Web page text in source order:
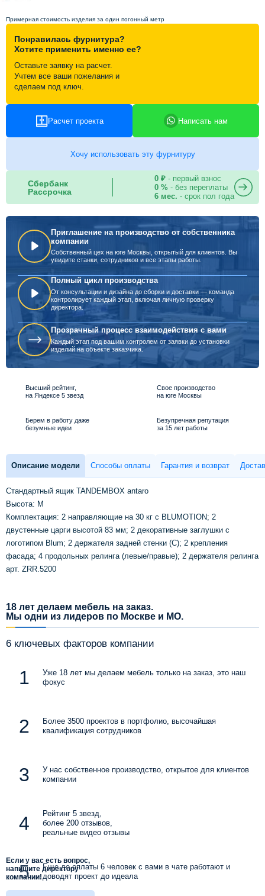
Контакты
Примерная стоимость изделия за один погонный метр
Понравилась фурнитура?
Хотите применить именно ее?
Оставьте заявку на расчет.
Учтем все ваши пожелания и
сделаем под ключ.
Расчет проекта Написать нам
Хочу использовать эту фурнитуру
Сбербанк
Рассрочка
0 ₽- первый взнос
0 %- без переплаты
6 мес. - срок пол года
Приглашение на производство от собственника
компании
Собственный цех на юге Москвы, открытый для клиентов. Вы
увидите станки, сотрудников и все этапы работы.
Полный цикл производства
От консультации и дизайна до сборки и доставки — команда
контролирует каждый этап, включая личную проверку
директора.
Прозрачный процесс взаимодействия с вами
Каждый этап под вашим контролем от заявки до установки
изделий на объекте заказчика.
Высший рейтинг,
на Яндексе 5 звезд
Свое производство
на юге Москвы
Берем в работу даже
безумные идеи
Безупречная репутация
за 15 лет работы
Описание модели Способы оплаты Гарантия и возврат
Стандартный ящик TANDEMBOX antaro
Высота: M
Комплектация: 2 направляющие на 30 кг с BLUMOTION; 2
двустенные царги высотой 83 мм; 2 декоративные заглушки с
логотипом Blum; 2 держателя задней стенки (C); 2 крепления
фасада; 4 продольных релинга (левые/правые); 2 держателя релинга
арт. ZRR.5200
18 лет делаем мебель на заказ.
Мы одни из лидеров по Москве и МО.
6 ключевых факторов компании
Уже 18 лет мы делаем мебель только на заказ, это наш
фокус
Более 3500 проектов в портфолио, высочайшая
квалификация сотрудников
У нас собственное производство, открытое для клиентов
компании
Рейтинг 5 звезд,
более 200 отзывов,
реальные видео отзывы
Еще до оплаты 6 человек с вами в чате работают и
доводят проект до идеала
Если у вас есть вопрос,
напишите директору
компании!